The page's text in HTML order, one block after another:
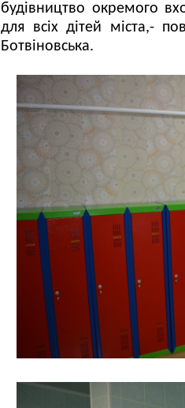
будівництво окремого
для всіх дітей міста,-
Ботвіновська.